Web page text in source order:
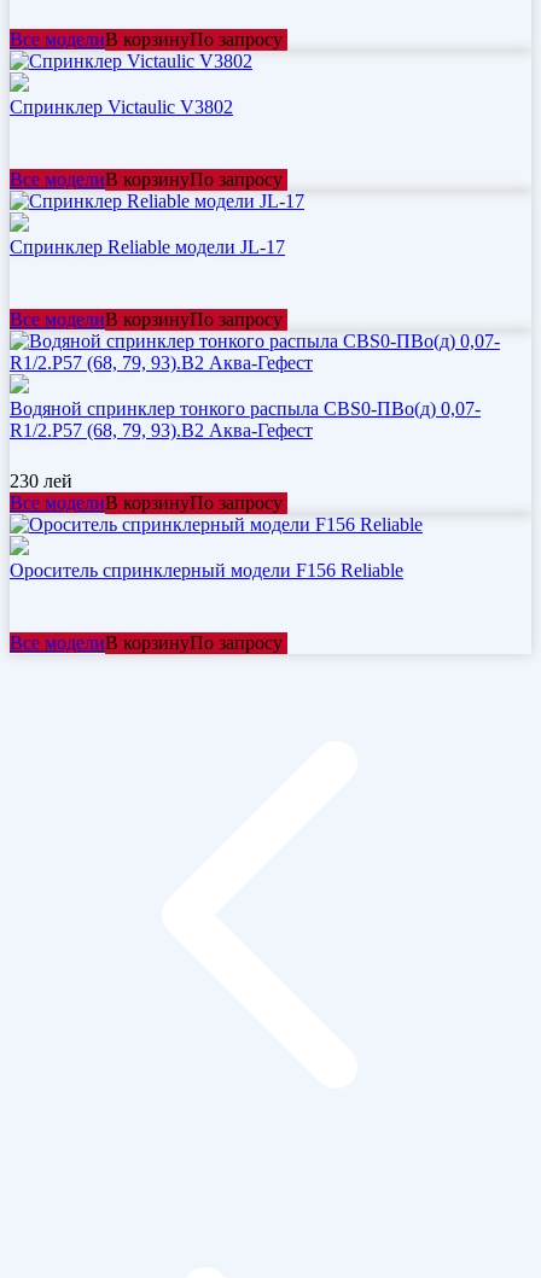
Все моделиВ корзинуПо запросу
Спринклер Victaulic V3802
Все моделиВ корзинуПо запросу
Спринклер Reliable модели JL-17
Все моделиВ корзинуПо запросу
Водяной спринклер тонкого распыла CBS0-ПВо(д) 0,07-
R1/2.Р57 (68, 79, 93).В2 Аква-Гефест
230 лей
Все моделиВ корзинуПо запросу
Ороситель спринклерный модели F156 Reliable
Все моделиВ корзинуПо запросу